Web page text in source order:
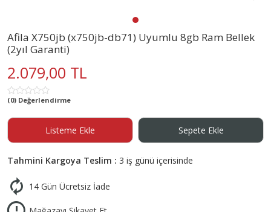
Afila X750jb (x750jb-db71) Uyumlu 8gb Ram Bellek
(2yıl Garanti)
2.079,00 TL
(0) Değerlendirme
Listeme Ekle Sepete Ekle
Tahmini Kargoya Teslim : 3 iş günü içerisinde
14 Gün Ücretsiz İade